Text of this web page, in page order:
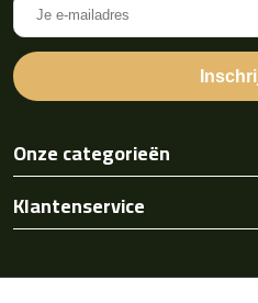
Onze categorieën
Klantenservice